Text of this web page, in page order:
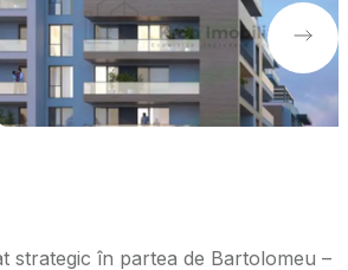
strategic în partea de Bartolomeu –